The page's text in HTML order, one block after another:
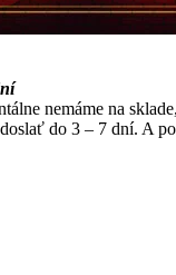
nemáme na
do 3 – 7 dní. A